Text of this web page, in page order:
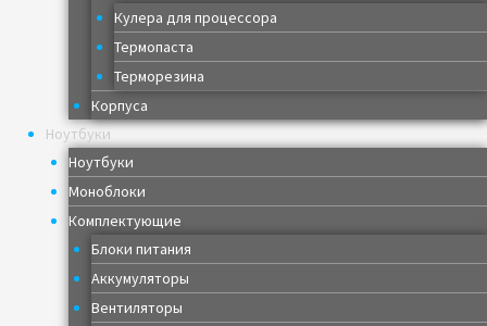
Кулера для процессора
Термопаста
Терморезина
Корпуса
Ноутбуки
Ноутбуки
Моноблоки
Комплектующие
Блоки питания
Аккумуляторы
Вентиляторы